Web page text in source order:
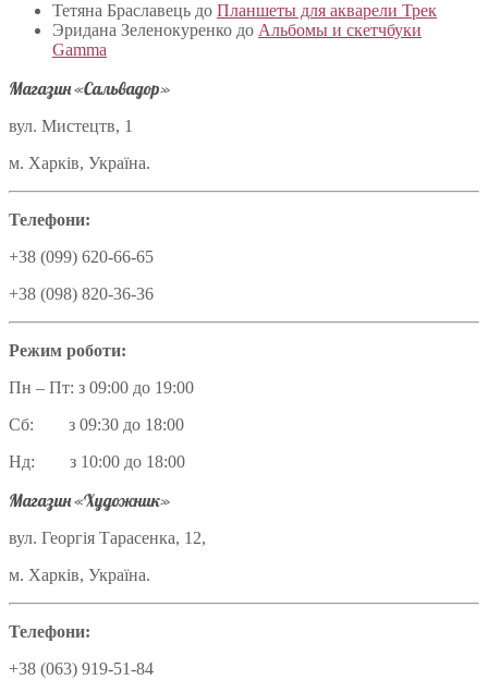
Тетяна Браславець до Планшеты для акварели Трек
Эридана Зеленокуренко до Альбомы и скетчбуки
Gamma
Магазин «Сальвадор»
вул. Мистецтв, 1
м. Харків, Україна.
Телефони:
+38 (099) 620-66-65
+38 (098) 820-36-36
Режим роботи:
Пн – Пт: з 09:00 до 19:00
Сб: з 09:30 до 18:00
Нд: з 10:00 до 18:00
Магазин «Художник»
вул. Георгія Тарасенка, 12,
м. Харків, Україна.
Телефони:
+38 (063) 919-51-84